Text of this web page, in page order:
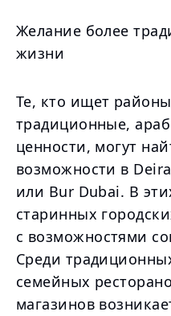
Желание более
жизни
Те, кто ищет
традиционные,
ценности, могут
возможности в
или Bur Dubai. В
старинных
с возможностями
Среди
семейных
магазинов